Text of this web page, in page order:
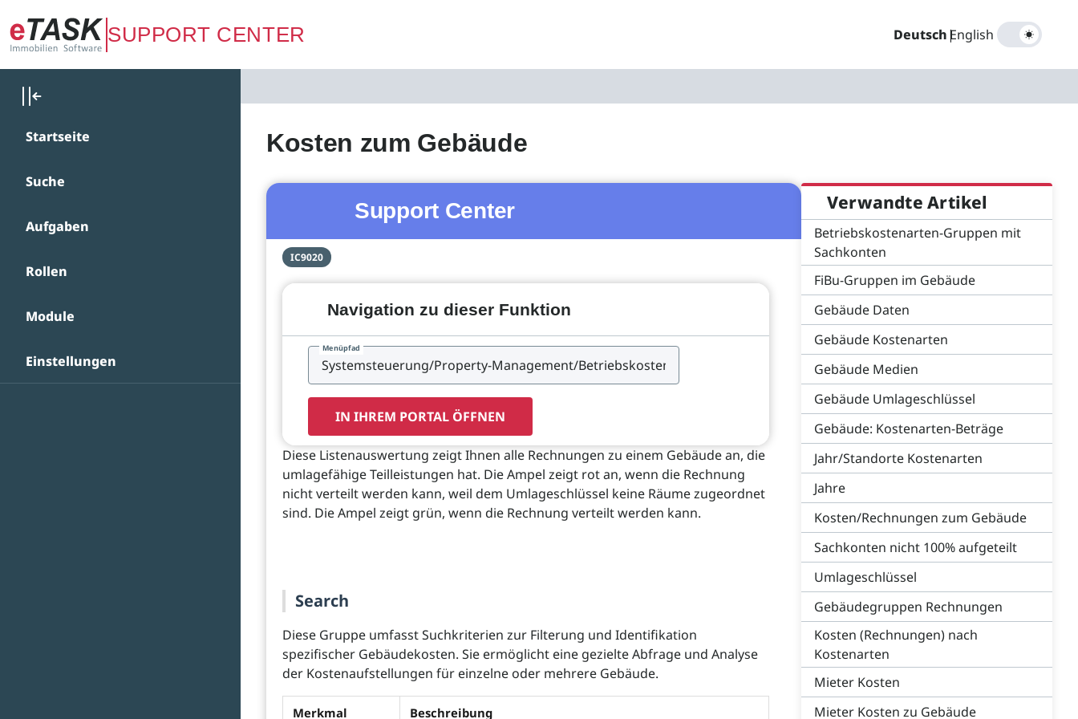
Zum Hauptinhalt springen
SUPPORT CENTER Deutsch|
English
Startseite
Suche
Aufgaben
Rollen
Module
Einstellungen
Kosten zum Gebäude
Support Center
IC9020
Navigation zu dieser Funktion
Menüpfad
IN IHREM PORTAL ÖFFNEN
Diese Listenauswertung zeigt Ihnen alle Rechnungen zu einem Gebäude an, die
umlagefähige Teilleistungen hat. Die Ampel zeigt rot an, wenn die Rechnung
nicht verteilt werden kann, weil dem Umlageschlüssel keine Räume zugeordnet
sind. Die Ampel zeigt grün, wenn die Rechnung verteilt werden kann.
Search
Diese Gruppe umfasst Suchkriterien zur Filterung und Identifikation
spezifischer Gebäudekosten. Sie ermöglicht eine gezielte Abfrage und Analyse
der Kostenaufstellungen für einzelne oder mehrere Gebäude.
Merkmal Beschreibung
Verwandte Artikel
Betriebskostenarten-Gruppen mit
Sachkonten
FiBu-Gruppen im Gebäude
Gebäude Daten
Gebäude Kostenarten
Gebäude Medien
Gebäude Umlageschlüssel
Gebäude: Kostenarten-Beträge
Jahr/Standorte Kostenarten
Jahre
Kosten/Rechnungen zum Gebäude
Sachkonten nicht 100% aufgeteilt
Umlageschlüssel
Gebäudegruppen Rechnungen
Kosten (Rechnungen) nach
Kostenarten
Mieter Kosten
Mieter Kosten zu Gebäude